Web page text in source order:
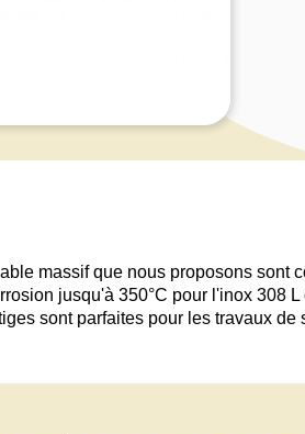
massif que nous proposons
jusqu'à 350°C pour l'inox 308
sont parfaites pour les travaux